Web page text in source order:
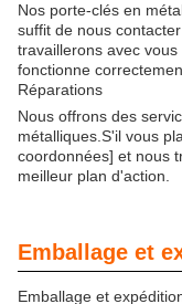
Nos porte-clés en
suffit de nous
travaillerons avec
fonctionne
Réparations
Nous offrons des
métalliques.S'il vous
coordonnées] et nous
meilleur plan d'action.
Emballage et
Emballage et